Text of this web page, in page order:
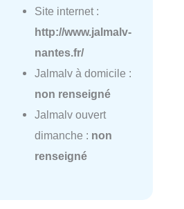
Site internet :
http://www.jalmalv-
nantes.fr/
Jalmalv à domicile :
non renseigné
Jalmalv ouvert
dimanche : non
renseigné